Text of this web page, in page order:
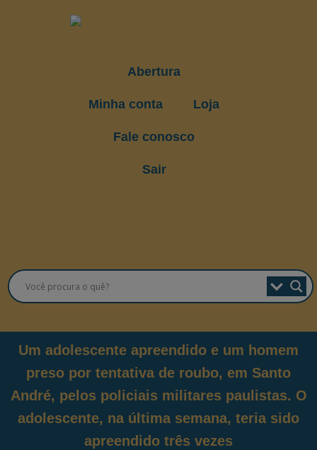
Abertura
Minha conta Loja
Fale conosco
Sair
Um adolescente apreendido e um homem
preso por tentativa de roubo, em Santo
André, pelos policiais militares paulistas. O
adolescente, na última semana, teria sido
apreendido três vezes